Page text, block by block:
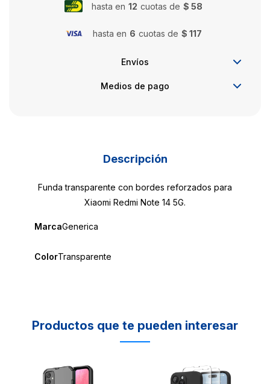
hasta en 12 cuotas de $ 58
hasta en 6 cuotas de $ 117
Envíos
Medios de pago
Descripción
Funda transparente con bordes reforzados para
Xiaomi Redmi Note 14 5G.
MarcaGenerica
ColorTransparente
Productos que te pueden interesar